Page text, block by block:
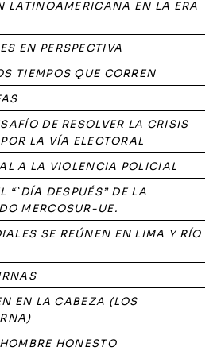
LATINOAMERICANA EN LA ERA
EN PERSPECTIVA
TIEMPOS QUE CORREN
DE RESOLVER LA CRISIS
LA VÍA ELECTORAL
A LA VIOLENCIA POLICIAL
“`DÍA DESPUÉS” DE LA
MERCOSUR-UE.
SE REÚNEN EN LIMA Y RÍO
EN LA CABEZA (LOS
HONESTO